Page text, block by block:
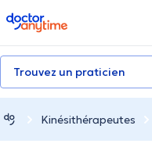
doctoranytime
Trouvez un praticien
Kinésithérapeutes